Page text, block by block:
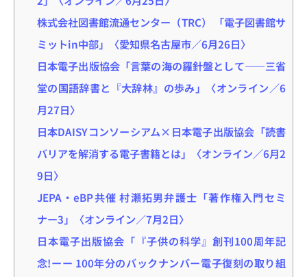
株式会社図書館流通センター（TRC） 「電子図書館サ
ミットin中部」〈愛知県名古屋市／6月26日〉
日本電子出版協会「言葉の海の羅針盤として――三省
堂の国語辞書と『大辞林』の歩み」〈オンライン／6
月27日〉
日本DAISYコンソーシアム×日本電子出版協会「読書
バリアを解消する電子書籍とは」〈オンライン／6月2
9日〉
JEPA・eBP共催 村瀬拓男弁護士「著作権入門セミ
ナー3」〈オンライン／7月2日〉
日本電子出版協会「『子供の科学』創刊100周年記
念!ーー 100年分のバックナンバー電子復刻の取り組